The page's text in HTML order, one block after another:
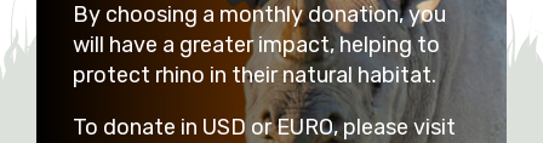
By choosing a monthly donation, you
will have a greater impact, helping to
protect rhino in their natural habitat.
To donate in USD or EURO, please visit